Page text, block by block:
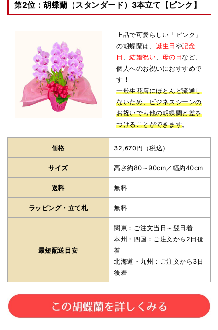
第2位：胡蝶蘭（スタンダード）3本立て【ピンク】
上品で可愛らしい「ピンク」
の胡蝶蘭は、誕生日や記念
日 、結婚祝い、 母の日など、
個人へのお祝いにおすすめで
す！
一般生花店にほとんど流通し
ないため、ビジネスシーンの
お祝いでも他の胡蝶蘭と差を
つけることができます。
価格 32,670円（税込）
サイズ 高さ約80～90cm／幅約40cm
送料 無料
ラッピング・立て札 無料
最短配送目安
関東：ご注文当日～翌日着
本州・四国：ご注文から2日後
着
北海道・九州：ご注文から3日
後着